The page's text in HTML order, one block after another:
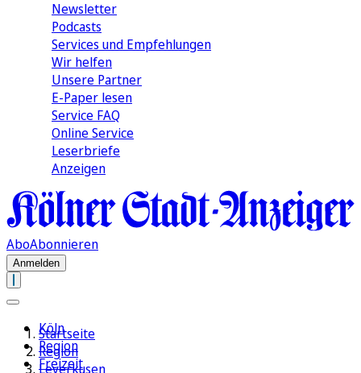
Newsletter
Podcasts
Services und Empfehlungen
Wir helfen
Unsere Partner
E-Paper lesen
Service FAQ
Online Service
Leserbriefe
Anzeigen
AboAbonnieren
Anmelden
Köln
Region
Freizeit
Startseite
Region
Leverkusen